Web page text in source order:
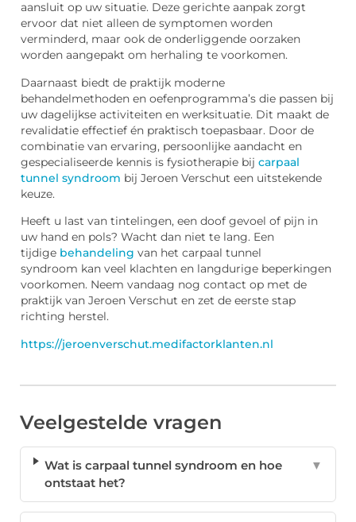
aansluit op uw situatie. Deze gerichte aanpak zorgt
ervoor dat niet alleen de symptomen worden
verminderd, maar ook de onderliggende oorzaken
worden aangepakt om herhaling te voorkomen.
Daarnaast biedt de praktijk moderne
behandelmethoden en oefenprogramma’s die passen bij
uw dagelijkse activiteiten en werksituatie. Dit maakt de
revalidatie effectief én praktisch toepasbaar. Door de
combinatie van ervaring, persoonlijke aandacht en
gespecialiseerde kennis is fysiotherapie bij carpaal
tunnel syndroom bij Jeroen Verschut een uitstekende
keuze.
Heeft u last van tintelingen, een doof gevoel of pijn in
uw hand en pols? Wacht dan niet te lang. Een
tijdige behandeling van het carpaal tunnel
syndroom kan veel klachten en langdurige beperkingen
voorkomen. Neem vandaag nog contact op met de
praktijk van Jeroen Verschut en zet de eerste stap
richting herstel.
https://jeroenverschut.medifactorklanten.nl
Veelgestelde vragen
Wat is carpaal tunnel syndroom en hoe
ontstaat het?
▼